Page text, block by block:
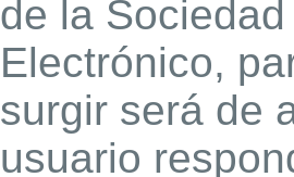
de la
Electrónico,
surgir será de
usuario